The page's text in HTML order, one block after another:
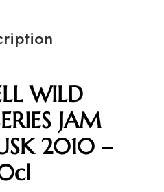
WILD
JAM
2010 –